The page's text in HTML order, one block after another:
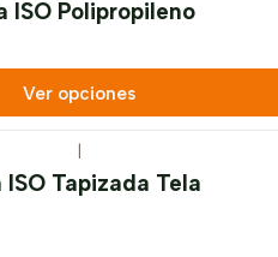
ISO Polipropileno
Ver opciones
ISO Tapizada Tela